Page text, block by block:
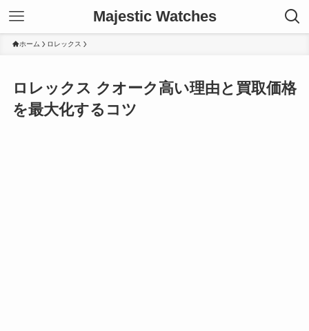
Majestic Watches
ホーム ロレックス
ロレックス クオーク高い理由と買取価格
を最大化するコツ